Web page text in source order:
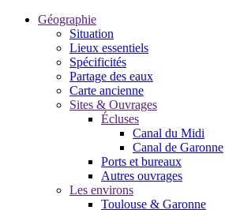
Géographie
Situation
Lieux essentiels
Spécificités
Partage des eaux
Carte ancienne
Sites & Ouvrages
Écluses
Canal du Midi
Canal de Garonne
Ports et bureaux
Autres ouvrages
Les environs
Toulouse & Garonne